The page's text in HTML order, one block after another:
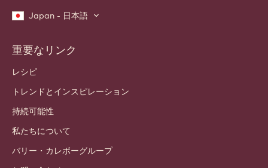
Japan - 日本語
Footer
Callebaut
重要なリンク
レシピ
トレンドとインスピレーション
持続可能性
私たちについて
バリー・カレボーグループ